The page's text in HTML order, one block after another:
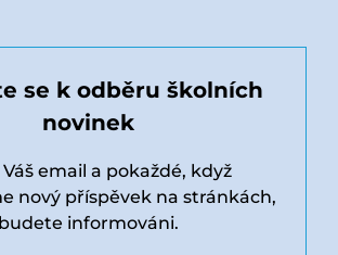
se k odběru školních
novinek
email a pokaždé, když
nový příspěvek na stránkách,
budete informováni.